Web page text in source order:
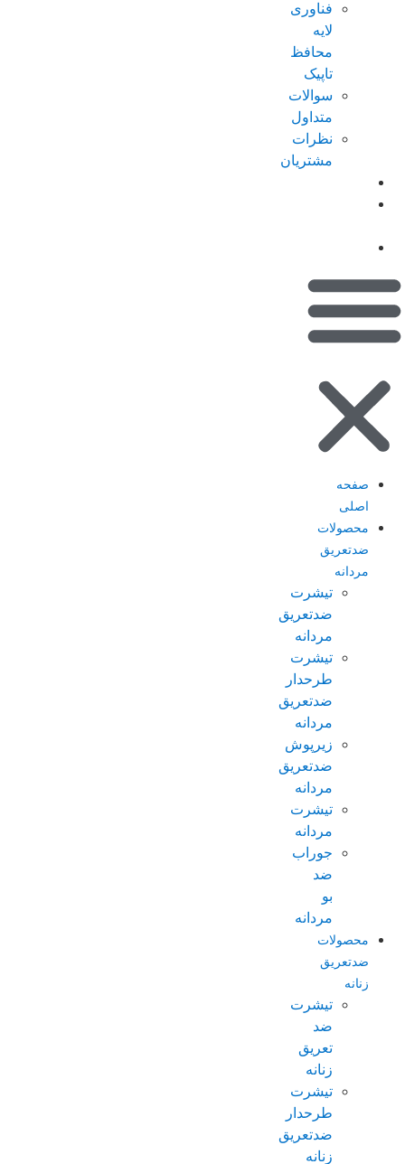
فناوری
لایه
محافظ
تاپیک
سوالات
متداول
نظرات
مشتریان
صفحه
اصلی
محصولات
ضدتعریق
مردانه
تیشرت
ضدتعریق
مردانه
تیشرت
طرحدار
ضدتعریق
مردانه
زیرپوش
ضدتعریق
مردانه
تیشرت
مردانه
جوراب
ضد
بو
مردانه
محصولات
ضدتعریق
زنانه
تیشرت
ضد
تعریق
زنانه
تیشرت
طرحدار
ضدتعریق
زنانه